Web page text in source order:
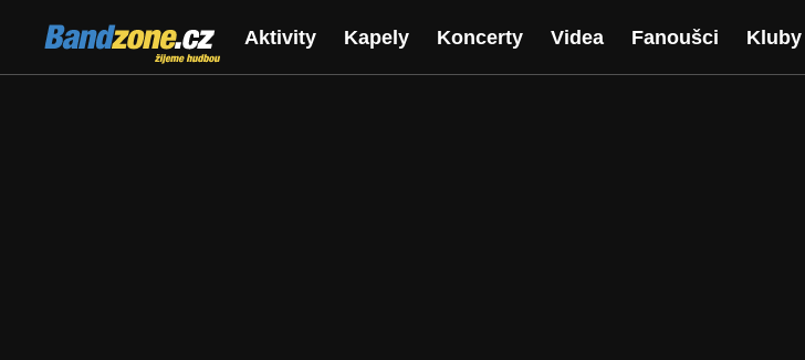
Bandzone.cz
žijeme hudbou
Aktivity Kapely Koncerty Videa Fanoušci Kluby